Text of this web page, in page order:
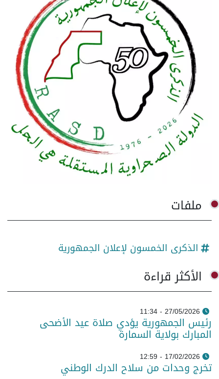
ملفات
الذكرى الخمسون لإعلان الجمهورية
الأكثر قراءة
27/05/2026 - 11:34
رئيس الجمهورية يؤدي صلاة عيد الأضحى
المبارك بولاية السمارة
17/02/2026 - 12:59
تخرج وحدات من سلاح الدرك الوطني